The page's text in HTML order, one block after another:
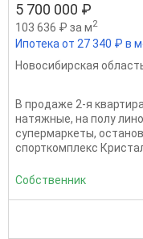
5 700 000 ₽
103 636 ₽ за м2
Ипотека от 27 340 ₽ в
Новосибирская
В продаже 2-я
натяжные, на полу
супермаркеты,
спорткомплекс
Собственник